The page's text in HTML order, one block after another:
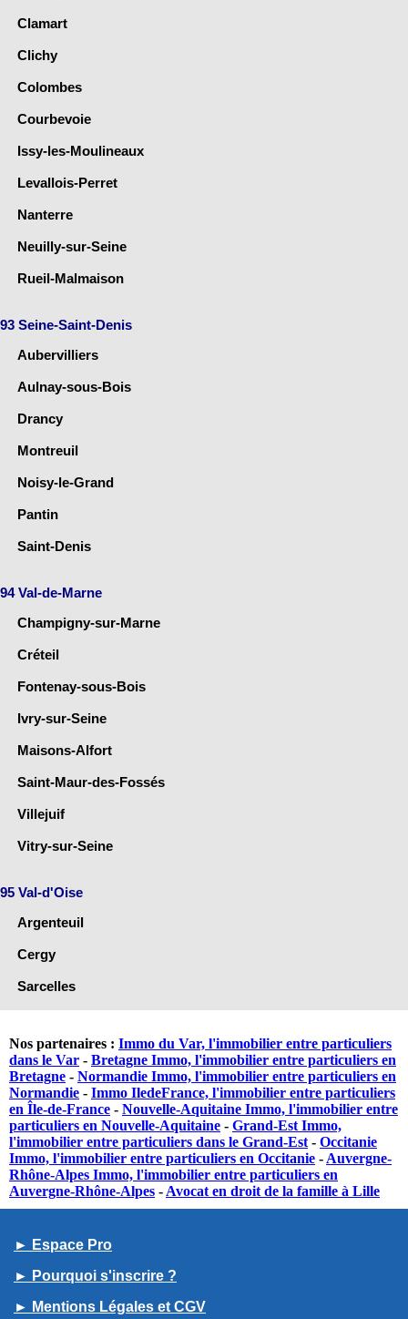
Clamart
Clichy
Colombes
Courbevoie
Issy-les-Moulineaux
Levallois-Perret
Nanterre
Neuilly-sur-Seine
Rueil-Malmaison
93 Seine-Saint-Denis
Aubervilliers
Aulnay-sous-Bois
Drancy
Montreuil
Noisy-le-Grand
Pantin
Saint-Denis
94 Val-de-Marne
Champigny-sur-Marne
Créteil
Fontenay-sous-Bois
Ivry-sur-Seine
Maisons-Alfort
Saint-Maur-des-Fossés
Villejuif
Vitry-sur-Seine
95 Val-d'Oise
Argenteuil
Cergy
Sarcelles
Nos partenaires : Immo du Var, l'immobilier entre particuliers
dans le Var - Bretagne Immo, l'immobilier entre particuliers en
Bretagne - Normandie Immo, l'immobilier entre particuliers en
Normandie - Immo IledeFrance, l'immobilier entre particuliers
en Île-de-France - Nouvelle-Aquitaine Immo, l'immobilier entre
particuliers en Nouvelle-Aquitaine - Grand-Est Immo,
l'immobilier entre particuliers dans le Grand-Est - Occitanie
Immo, l'immobilier entre particuliers en Occitanie - Auvergne-
Rhône-Alpes Immo, l'immobilier entre particuliers en
Auvergne-Rhône-Alpes - Avocat en droit de la famille à Lille
► Espace Pro
► Pourquoi s'inscrire ?
► Mentions Légales et CGV